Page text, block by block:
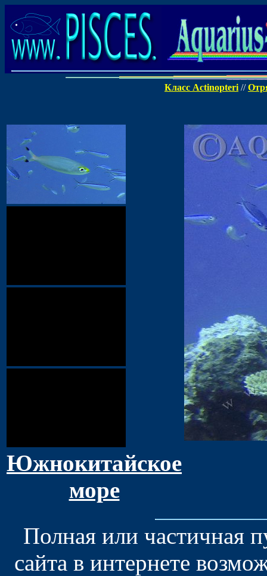
Класс Actinopteri //
Южнокитайское
море
Полная или частичная
сайта в интернете